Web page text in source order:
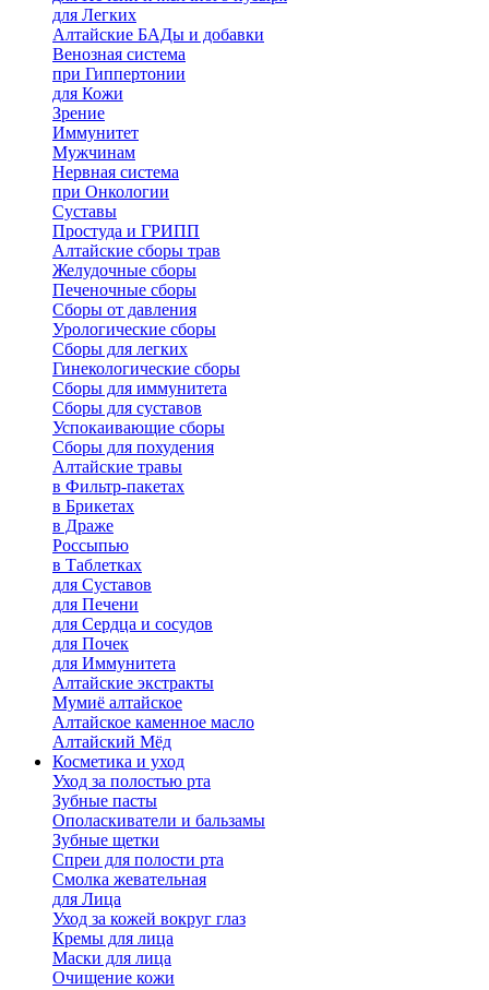
для Легких
Алтайские БАДы и добавки
Венозная система
при Гиппертонии
для Кожи
Зрение
Иммунитет
Мужчинам
Нервная система
при Онкологии
Суставы
Простуда и ГРИПП
Алтайские сборы трав
Желудочные сборы
Печеночные сборы
Сборы от давления
Урологические сборы
Сборы для легких
Гинекологические сборы
Сборы для иммунитета
Сборы для суставов
Успокаивающие сборы
Сборы для похудения
Алтайские травы
в Фильтр-пакетах
в Брикетах
в Драже
Россыпью
в Таблетках
для Cуставов
для Печени
для Сердца и сосудов
для Почек
для Иммунитета
Алтайские экстракты
Мумиё алтайское
Алтайское каменное масло
Алтайский Мёд
Косметика и уход
Уход за полостью рта
Зубные пасты
Ополаскиватели и бальзамы
Зубные щетки
Спреи для полости рта
Смолка жевательная
для Лица
Уход за кожей вокруг глаз
Кремы для лица
Маски для лица
Очищение кожи